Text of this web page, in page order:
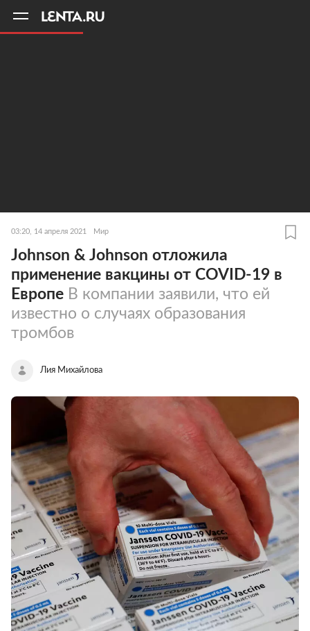
03:20, 14 апреля 2021 Мир
Johnson & Johnson отложила
применение вакцины от COVID-19 в
Европе В компании заявили, что ей
известно о случаях образования
тромбов
Лия Михайлова